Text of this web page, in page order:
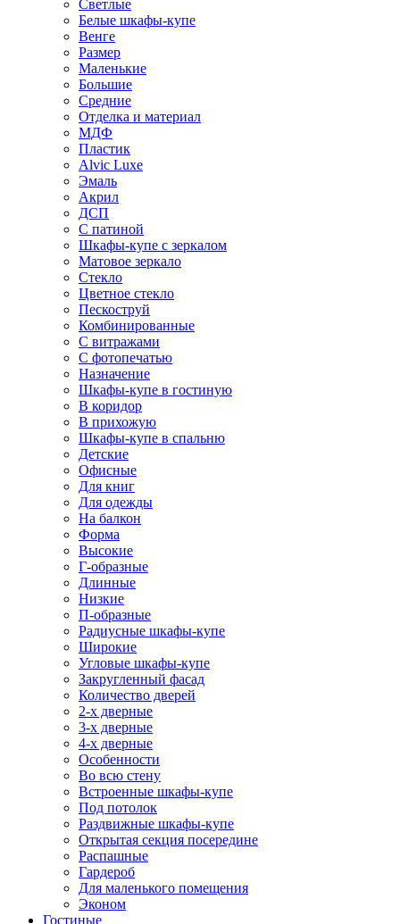
Светлые
Белые шкафы-купе
Венге
Размер
Маленькие
Большие
Средние
Отделка и материал
МДФ
Пластик
Alvic Luxe
Эмаль
Акрил
ДСП
С патиной
Шкафы-купе с зеркалом
Матовое зеркало
Стекло
Цветное стекло
Пескоструй
Комбинированные
С витражами
С фотопечатью
Назначение
Шкафы-купе в гостиную
В коридор
В прихожую
Шкафы-купе в спальню
Детские
Офисные
Для книг
Для одежды
На балкон
Форма
Высокие
Г-образные
Длинные
Низкие
П-образные
Радиусные шкафы-купе
Широкие
Угловые шкафы-купе
Закругленный фасад
Количество дверей
2-х дверные
3-х дверные
4-х дверные
Особенности
Во всю стену
Встроенные шкафы-купе
Под потолок
Раздвижные шкафы-купе
Открытая секция посередине
Распашные
Гардероб
Для маленького помещения
Эконом
Гостиные